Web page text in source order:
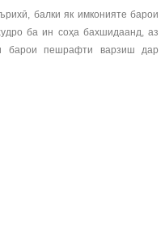
балки як имконияте барои
ба ин соҳа бахшидаанд, аз
барои пешрафти варзиш дар